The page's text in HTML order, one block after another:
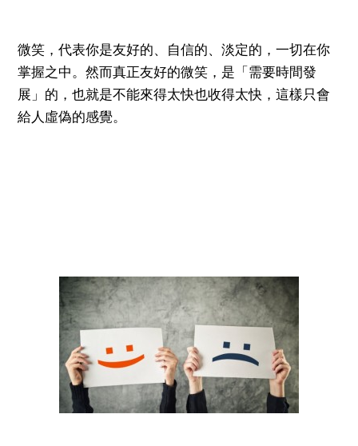
微笑，代表你是友好的、自信的、淡定的，一切在你
掌握之中。然而真正友好的微笑，是「需要時間發
展」的，也就是不能來得太快也收得太快，這樣只會
給人虛偽的感覺。